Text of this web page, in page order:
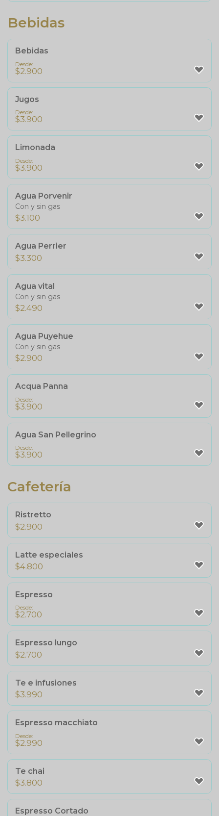
Bebidas
Bebidas
Desde:
$2.900
Jugos
Desde:
$3.900
Limonada
Desde:
$3.900
Agua Porvenir
Con y sin gas
$3.100
Agua Perrier
$3.300
Agua vital
Con y sin gas
$2.490
Agua Puyehue
Con y sin gas
$2.900
Acqua Panna
Desde:
$3.900
Agua San Pellegrino
Desde:
$3.900
Cafetería
Ristretto
$2.900
Latte especiales
$4.800
Espresso
Desde:
$2.700
Espresso lungo
$2.700
Te e infusiones
$3.990
Espresso macchiato
Desde:
$2.990
Te chai
$3.800
Espresso Cortado